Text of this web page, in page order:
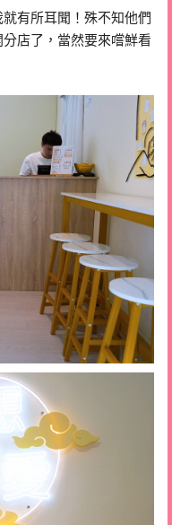
有所耳聞！殊不知他們
店了，當然要來嚐鮮看